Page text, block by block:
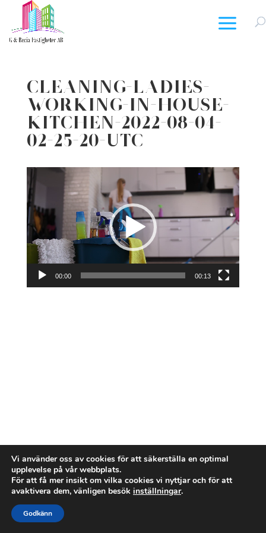
Cleaning-Ladies-
Working-In-House-
Kitchen-2022-08-04-
02-25-20-Utc
Videospelare
00:00 00:13
Vi använder oss av cookies för att säkerställa en optimal
upplevelse på vår webbplats.
För att få mer insikt om vilka cookies vi nyttjar och för att
avaktivera dem, vänligen besök inställningar.
Godkänn